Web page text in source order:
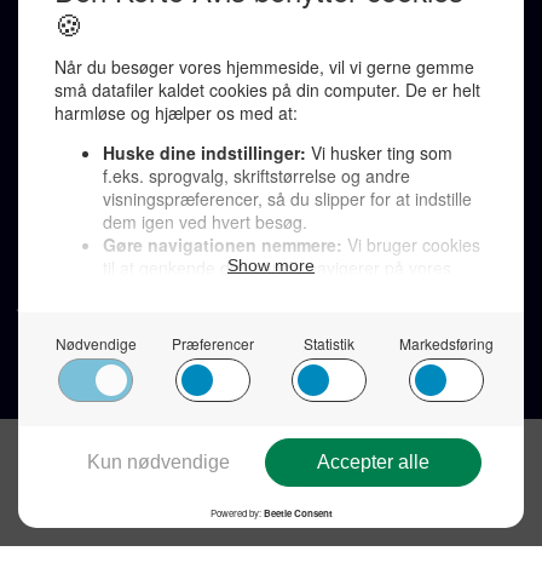
Redaktionen kontaktes via mail til
redaktion@denkorteavis.dk
Telefonsvarer 20 30 10 96
Von Ostensgade 22, 2791 Dragør
LINKS
Tidligere aviser >
Støt Den Korte Avis >
Send et læserbrev >
Privatlivspolitik >